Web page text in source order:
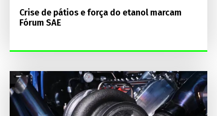
Crise de pátios e força do etanol marcam
Fórum SAE